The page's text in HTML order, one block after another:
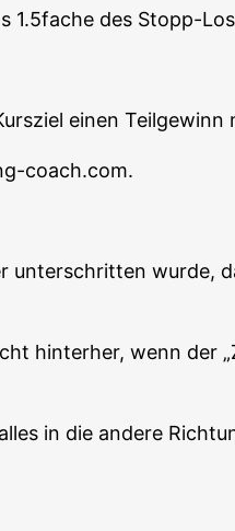
1.5fache des Stopp-
einen
coach.com.
unter­schrit­ten wur­de,
hin­ter­her, wenn der
in die ande­re